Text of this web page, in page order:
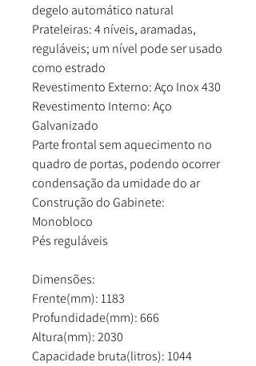
degelo automático natural
Prateleiras: 4 níveis, aramadas,
reguláveis; um nível pode ser usado
como estrado
Revestimento Externo: Aço Inox 430
Revestimento Interno: Aço
Galvanizado
Parte frontal sem aquecimento no
quadro de portas, podendo ocorrer
condensação da umidade do ar
Construção do Gabinete:
Monobloco
Pés reguláveis
Dimensões:
Frente(mm): 1183
Profundidade(mm): 666
Altura(mm): 2030
Capacidade bruta(litros): 1044